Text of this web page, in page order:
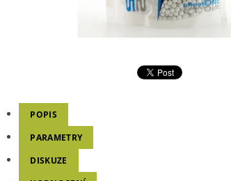
POPIS
PARAMETRY
DISKUZE